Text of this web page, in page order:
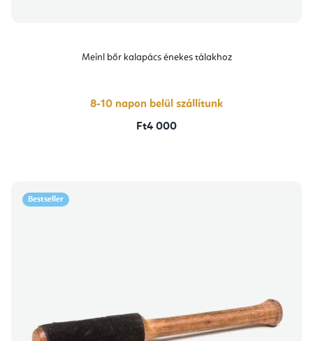
Meinl bőr kalapács énekes tálakhoz
8-10 napon belül szállítunk
Ft4 000
Bestseller